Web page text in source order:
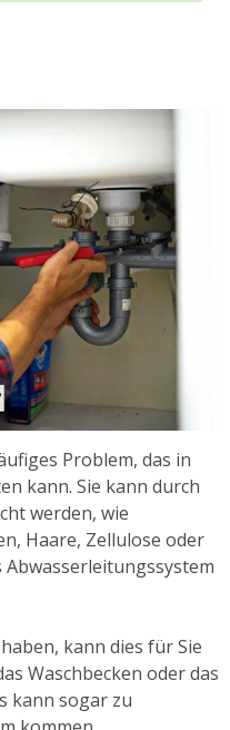
Problem, das in
kann. Sie kann durch
werden, wie
Haare, Zellulose oder
Abwasserleitungssystem
kann dies für Sie
Waschbecken oder das
kann sogar zu